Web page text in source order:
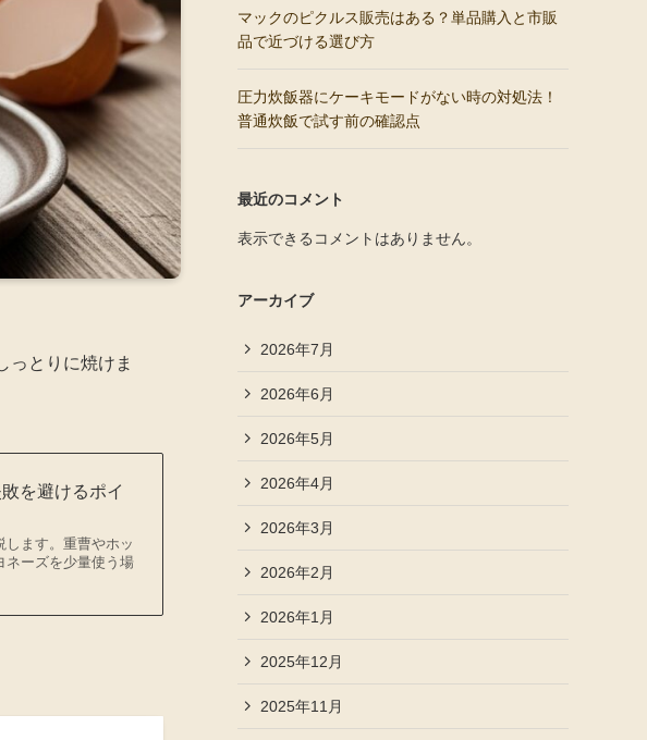
っとりに焼けま
を避けるポイ
ます。重曹やホッ
ネーズを少量使う場
マックのピクルス販売はある？単品購入と市販
品で近づける選び方
圧力炊飯器にケーキモードがない時の対処法！
普通炊飯で試す前の確認点
最近のコメント
表示できるコメントはありません。
アーカイブ
2026年7月
2026年6月
2026年5月
2026年4月
2026年3月
2026年2月
2026年1月
2025年12月
2025年11月